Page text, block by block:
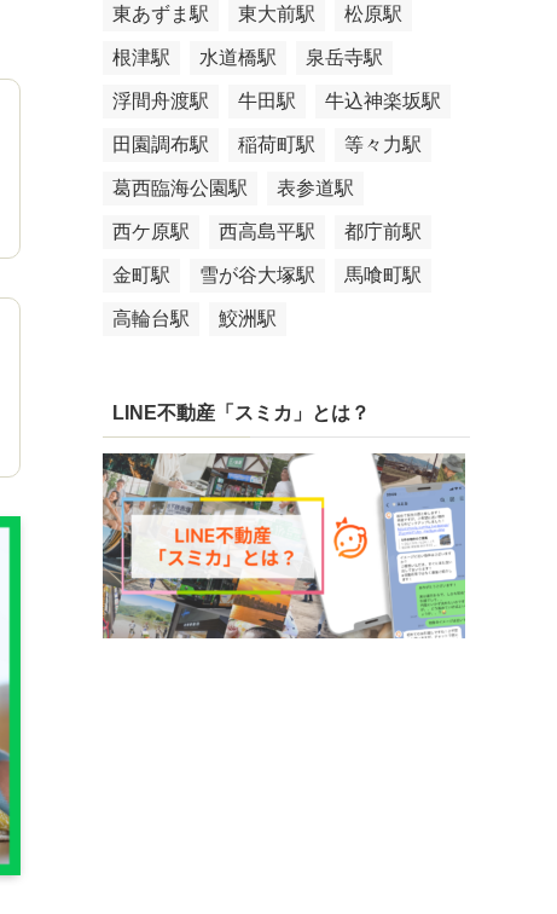
東あずま駅 東大前駅 松原駅
根津駅 水道橋駅 泉岳寺駅
浮間舟渡駅 牛田駅 牛込神楽坂駅
田園調布駅 稲荷町駅 等々力駅
葛西臨海公園駅 表参道駅
西ケ原駅 西高島平駅 都庁前駅
金町駅 雪が谷大塚駅 馬喰町駅
高輪台駅 鮫洲駅
LINE不動産「スミカ」とは？